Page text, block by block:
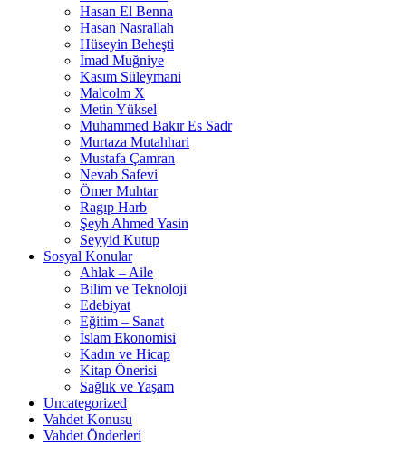
Hasan El Benna
Hasan Nasrallah
Hüseyin Beheşti
İmad Muğniye
Kasım Süleymani
Malcolm X
Metin Yüksel
Muhammed Bakır Es Sadr
Murtaza Mutahhari
Mustafa Çamran
Nevab Safevi
Ömer Muhtar
Ragıp Harb
Şeyh Ahmed Yasin
Seyyid Kutup
Sosyal Konular
Ahlak – Aile
Bilim ve Teknoloji
Edebiyat
Eğitim – Sanat
İslam Ekonomisi
Kadın ve Hicap
Kitap Önerisi
Sağlık ve Yaşam
Uncategorized
Vahdet Konusu
Vahdet Önderleri